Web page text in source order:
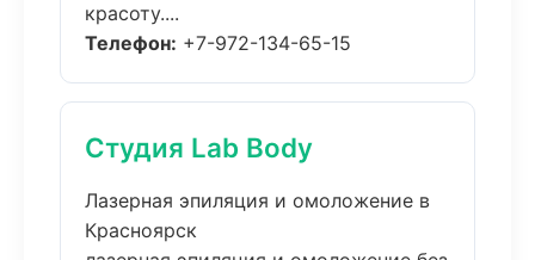
красоту....
Телефон: +7-972-134-65-15
Студия Lab Body
Лазерная эпиляция и омоложение в
Красноярск